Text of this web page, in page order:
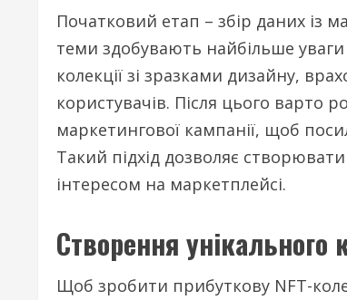
Початковий етап – збір даних із
теми здобувають найбільше
колекції зі зразками дизайну,
користувачів. Після цього варто
маркетингової кампанії, щоб
Такий підхід дозволяє
інтересом на маркетплейсі.
Створення унікального
Щоб зробити прибуткову NFT-